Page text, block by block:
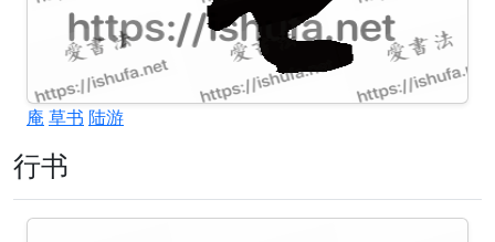
庵 草书 陆游
行书